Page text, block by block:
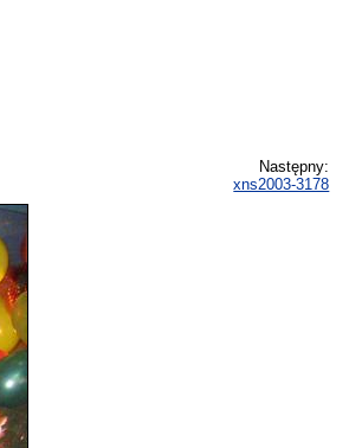
Następny:
xns2003-3178